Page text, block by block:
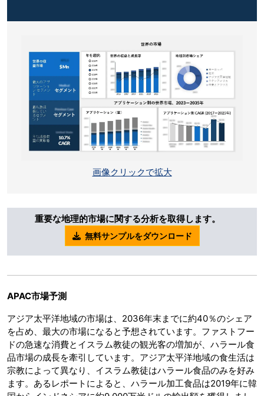
画像クリックで拡大
重要な地理的市場に関する分析を取得します。
無料サンプルをダウンロード
APAC市場予測
アジア太平洋地域の市場は、2036年末までに約40％のシェア
を占め、最大の市場になると予想されています。ファストフー
ドの急速な消費とイスラム教徒の観光客の増加が、ハラール食
品市場の成長を牽引しています。アジア太平洋地域の食生活は
宗教によって異なり、イスラム教徒はハラール食品のみを好み
ます。あるレポートによると、ハラール加工食品は2019年に韓